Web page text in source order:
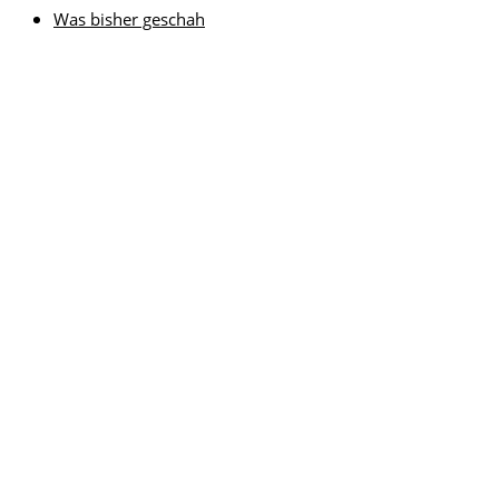
Was bisher geschah